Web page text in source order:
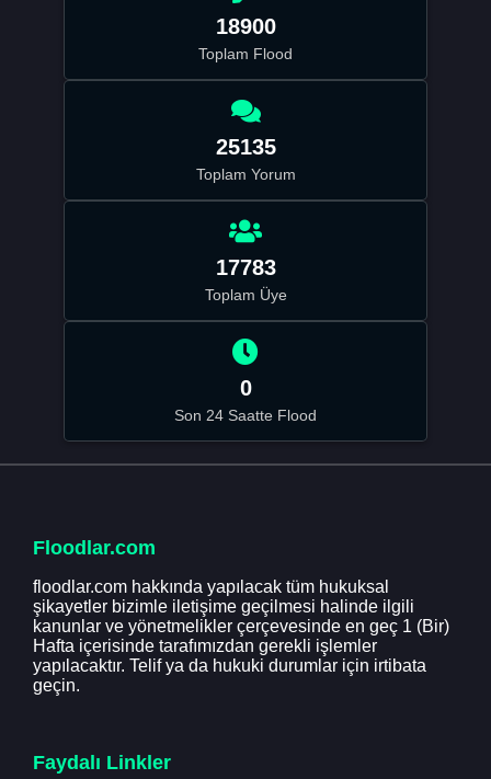
18900
Toplam Flood
25135
Toplam Yorum
17783
Toplam Üye
0
Son 24 Saatte Flood
Floodlar.com
floodlar.com hakkında yapılacak tüm hukuksal
şikayetler bizimle iletişime geçilmesi halinde ilgili
kanunlar ve yönetmelikler çerçevesinde en geç 1 (Bir)
Hafta içerisinde tarafımızdan gerekli işlemler
yapılacaktır. Telif ya da hukuki durumlar için irtibata
geçin.
Faydalı Linkler